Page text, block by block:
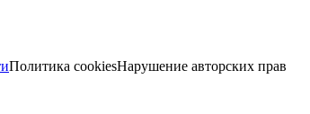
Политика cookiesНарушение авторских прав